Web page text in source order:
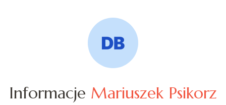
Informacje Mariuszek Psikorz